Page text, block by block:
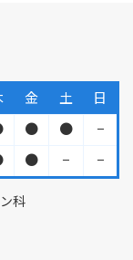
金 土
日
● ●
−
● − −
科